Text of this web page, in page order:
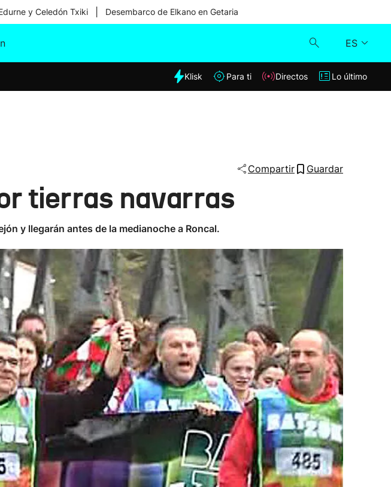
y Celedón Txiki Desembarco de Elkano en Getaria
ES
Klisk
Klisk Para ti Directos Lo último
Compartir Guardar
tierras navarras
y llegarán antes de la medianoche a Roncal.